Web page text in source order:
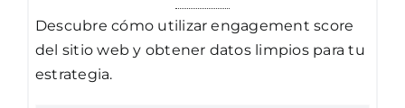
Descubre cómo utilizar engagement score
del sitio web y obtener datos limpios para tu
estrategia.